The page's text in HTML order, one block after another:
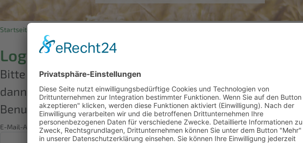
Startseite
Login
Bitte die E-Mail-Adresse des Benutzerkontos eingeben.
dann an diese verschickt. Sobald der Code vorliegt,
Benutzerkonto festgelegt werden.
E-Mail-Adresse*